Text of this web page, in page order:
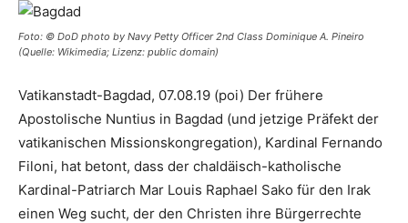
Foto: © DoD photo by Navy Petty Officer 2nd Class Dominique A. Pineiro
(Quelle: Wikimedia; Lizenz: public domain)
Vatikanstadt-Bagdad, 07.08.19 (poi) Der frühere
Apostolische Nuntius in Bagdad (und jetzige Präfekt der
vatikanischen Missionskongregation), Kardinal Fernando
Filoni, hat betont, dass der chaldäisch-katholische
Kardinal-Patriarch Mar Louis Raphael Sako für den Irak
einen Weg sucht, der den Christen ihre Bürgerrechte